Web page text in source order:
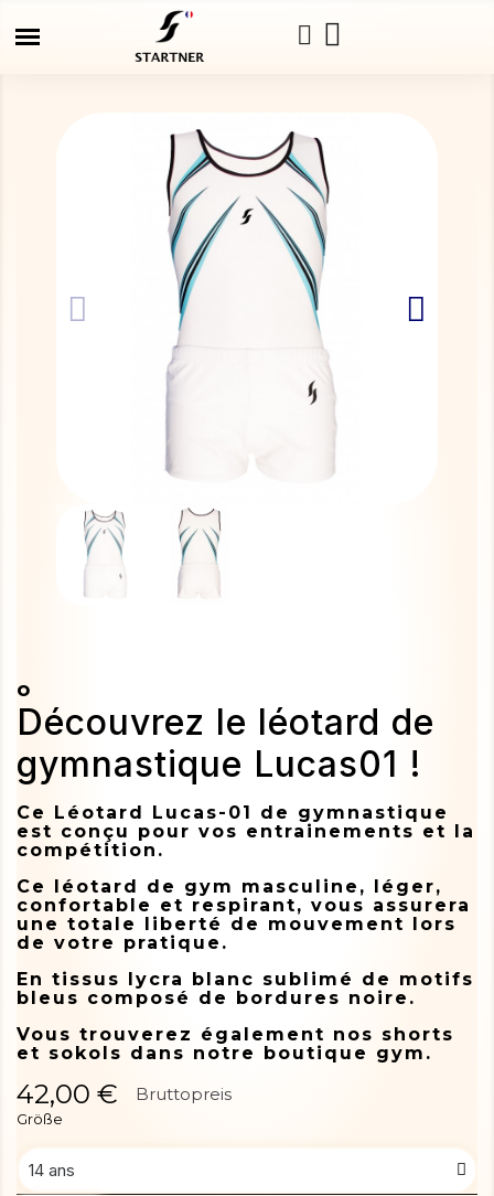
o
Découvrez le léotard de
gymnastique Lucas01 !
Ce Léotard Lucas-01 de gymnastique
est conçu pour vos entrainements et la
compétition.
Ce léotard de gym masculine, léger,
confortable et respirant, vous assurera
une totale liberté de mouvement lors
de votre pratique.
En tissus lycra blanc sublimé de motifs
bleus composé de bordures noire.
Vous trouverez également nos shorts
et sokols dans notre boutique gym.
42,00 € Bruttopreis
Größe